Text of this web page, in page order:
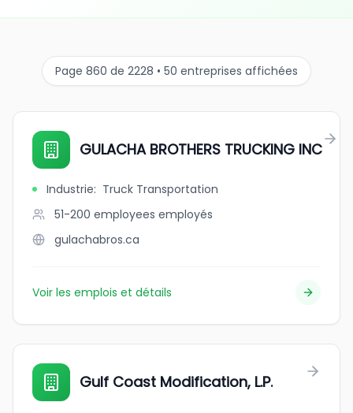
Page 860 de 2228 • 50 entreprises affichées
GULACHA BROTHERS TRUCKING INC
Industrie: Truck Transportation
51-200 employees employés
gulachabros.ca
Voir les emplois et détails
Gulf Coast Modification, L.P.